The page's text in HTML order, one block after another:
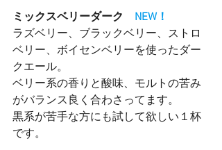
ミックスベリーダーク NEW！
ラズベリー、ブラックベリー、ストロ
ベリー、ボイセンベリーを使ったダー
クエール。
ベリー系の香りと酸味、モルトの苦み
がバランス良く合わさってます。
黒系が苦手な方にも試して欲しい１杯
です。